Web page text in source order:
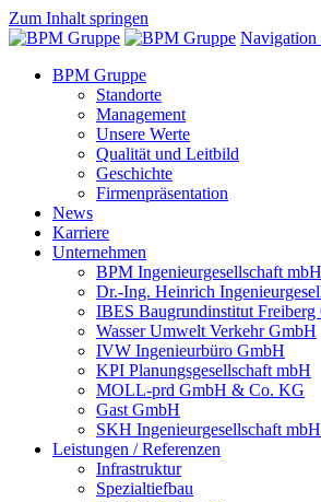
Zum Inhalt springen
Navigation
BPM Gruppe
Standorte
Management
Unsere Werte
Qualität und Leitbild
Geschichte
Firmenpräsentation
News
Karriere
Unternehmen
BPM Ingenieurgesellschaft mbH
Dr.-Ing. Heinrich
IBES Baugrundinstitut Freiberg
Wasser Umwelt Verkehr GmbH
IVW Ingenieurbüro GmbH
KPI Planungsgesellschaft mbH
MOLL-prd GmbH & Co. KG
Gast GmbH
SKH Ingenieurgesellschaft mbH
Leistungen / Referenzen
Infrastruktur
Spezialtiefbau